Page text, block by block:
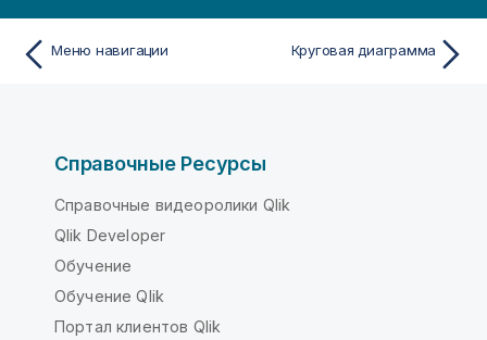
Меню навигации Круговая диаграмма
Справочные Ресурсы
Справочные видеоролики Qlik
Qlik Developer
Обучение
Обучение Qlik
Портал клиентов Qlik